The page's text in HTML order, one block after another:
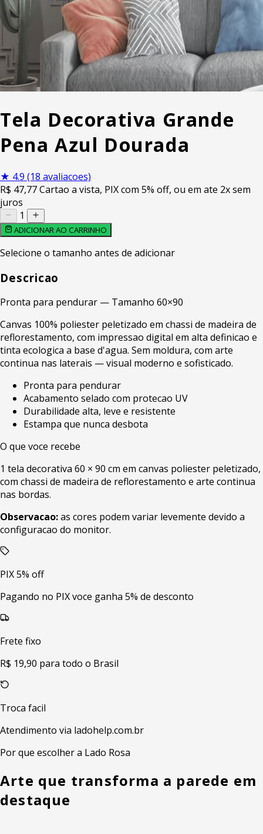
Tela Decorativa Grande
Pena Azul Dourada
★ 4.9 (18 avaliacoes)
R$ 47,77Cartao a vista, PIX com 5% off, ou em ate 2x sem
juros
1
ADICIONAR AO CARRINHO
Selecione o tamanho antes de adicionar
Descricao
Pronta para pendurar — Tamanho 60×90
Canvas 100% poliester peletizado em chassi de madeira de
reflorestamento, com impressao digital em alta definicao e
tinta ecologica a base d'agua. Sem moldura, com arte
continua nas laterais — visual moderno e sofisticado.
Pronta para pendurar
Acabamento selado com protecao UV
Durabilidade alta, leve e resistente
Estampa que nunca desbota
O que voce recebe
1 tela decorativa 60 × 90 cm em canvas poliester peletizado,
com chassi de madeira de reflorestamento e arte continua
nas bordas.
Observacao:as cores podem variar levemente devido a
configuracao do monitor.
PIX 5% off
Pagando no PIX voce ganha 5% de desconto
Frete fixo
R$ 19,90 para todo o Brasil
Troca facil
Atendimento via ladohelp.com.br
Por que escolher a Lado Rosa
Arte que transforma a parede em
destaque